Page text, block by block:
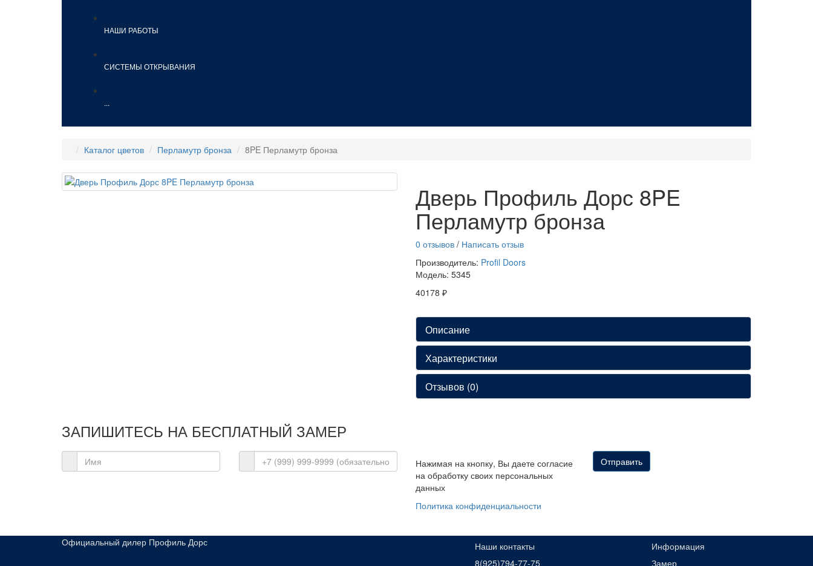
НАШИ РАБОТЫ
СИСТЕМЫ ОТКРЫВАНИЯ
...
Каталог цветов Перламутр бронза 8PE Перламутр бронза
Дверь Профиль Дорс 8PE
Перламутр бронза
0 отзывов / Написать отзыв
Производитель: Profil Doors
Модель: 5345
40178 ₽
Описание
Характеристики
Отзывов (0)
ЗАПИШИТЕСЬ НА БЕСПЛАТНЫЙ ЗАМЕР
Нажимая на кнопку, Вы даете согласие
на обработку своих персональных
данных
Политика конфиденциальности
Отправить
Официальный дилер Профиль Дорс
Наши контакты
8(925)794-77-75
Информация
Замер